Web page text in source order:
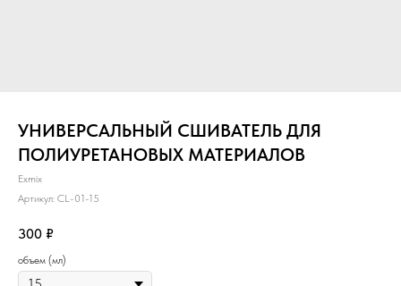
УНИВЕРСАЛЬНЫЙ СШИВАТЕЛЬ ДЛЯ
ПОЛИУРЕТАНОВЫХ МАТЕРИАЛОВ
Exmix
Артикул: CL-01-15
300 ₽
объем (мл)